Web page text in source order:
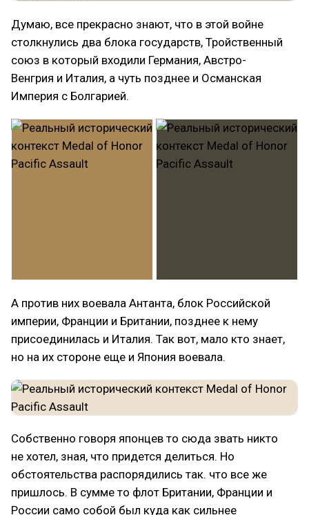
Думаю, все прекрасно знают, что в этой войне
столкнулись два блока государств, Тройственный
союз в который входили Германия, Австро-
Венгрия и Италия, а чуть позднее и Османская
Империя с Болгарией.
А против них воевала Антанта, блок Российской
империи, Франции и Британии, позднее к нему
присоединилась и Италия. Так вот, мало кто знает,
но на их стороне еще и Япония воевала.
Собственно говоря японцев то сюда звать никто
не хотел, зная, что придется делиться. Но
обстоятельства распорядились так. что все же
пришлось. В сумме то флот Британии, Франции и
России само собой был куда как сильнее